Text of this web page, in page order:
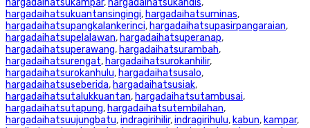
hargadaihatsukuantansingingi, hargadaihatsuminas,
hargadaihatsupangkalankerinci, hargadaihatsupasirpangaraian,
hargadaihatsupelalawan, hargadaihatsuperanap,
hargadaihatsuperawang, hargadaihatsurambah,
hargadaihatsurengat, hargadaihatsurokanhilir,
hargadaihatsurokanhulu, hargadaihatsusalo,
hargadaihatsuseberida, hargadaihatsusiak,
hargadaihatsutalukkuantan, hargadaihatsutambusai,
hargadaihatsutapung, hargadaihatsutembilahan,
hargadaihatsuujungbatu,indragirihilir,indragirihulu, kabun, kampar,